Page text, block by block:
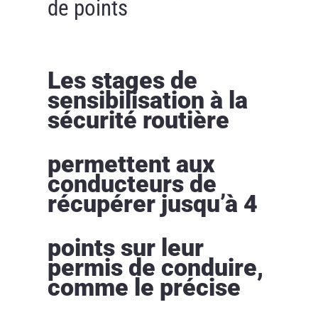
de points
Les stages de
sensibilisation à la
sécurité routière
permettent aux
conducteurs de
récupérer jusqu’à 4
points sur leur
permis de conduire,
comme le précise